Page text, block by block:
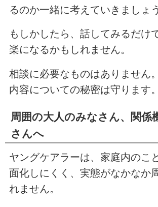
るのか一緒に考えていきましょう
もしかしたら、話してみるだけ
楽になるかもしれません。
相談に必要なものはありません
内容についての秘密は守ります。
周囲の大人のみなさん、関係
さんへ
ヤングケアラーは、家庭内のこ
面化しにくく、実態がなかなか
れません。